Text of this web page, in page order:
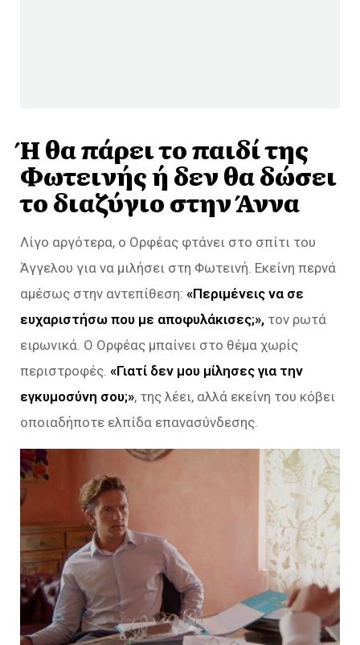
Ή θα πάρει το παιδί της
Φωτεινής ή δεν θα δώσει
το διαζύγιο στην Άννα
Λίγο αργότερα, ο Ορφέας φτάνει στο σπίτι του
Άγγελου για να μιλήσει στη Φωτεινή. Εκείνη περνά
αμέσως στην αντεπίθεση: «Περιμένεις να σε
ευχαριστήσω που με αποφυλάκισες;», τον ρωτά
ειρωνικά. Ο Ορφέας μπαίνει στο θέμα χωρίς
περιστροφές. «Γιατί δεν μου μίλησες για την
εγκυμοσύνη σου;», της λέει, αλλά εκείνη του κόβει
οποιαδήποτε ελπίδα επανασύνδεσης.